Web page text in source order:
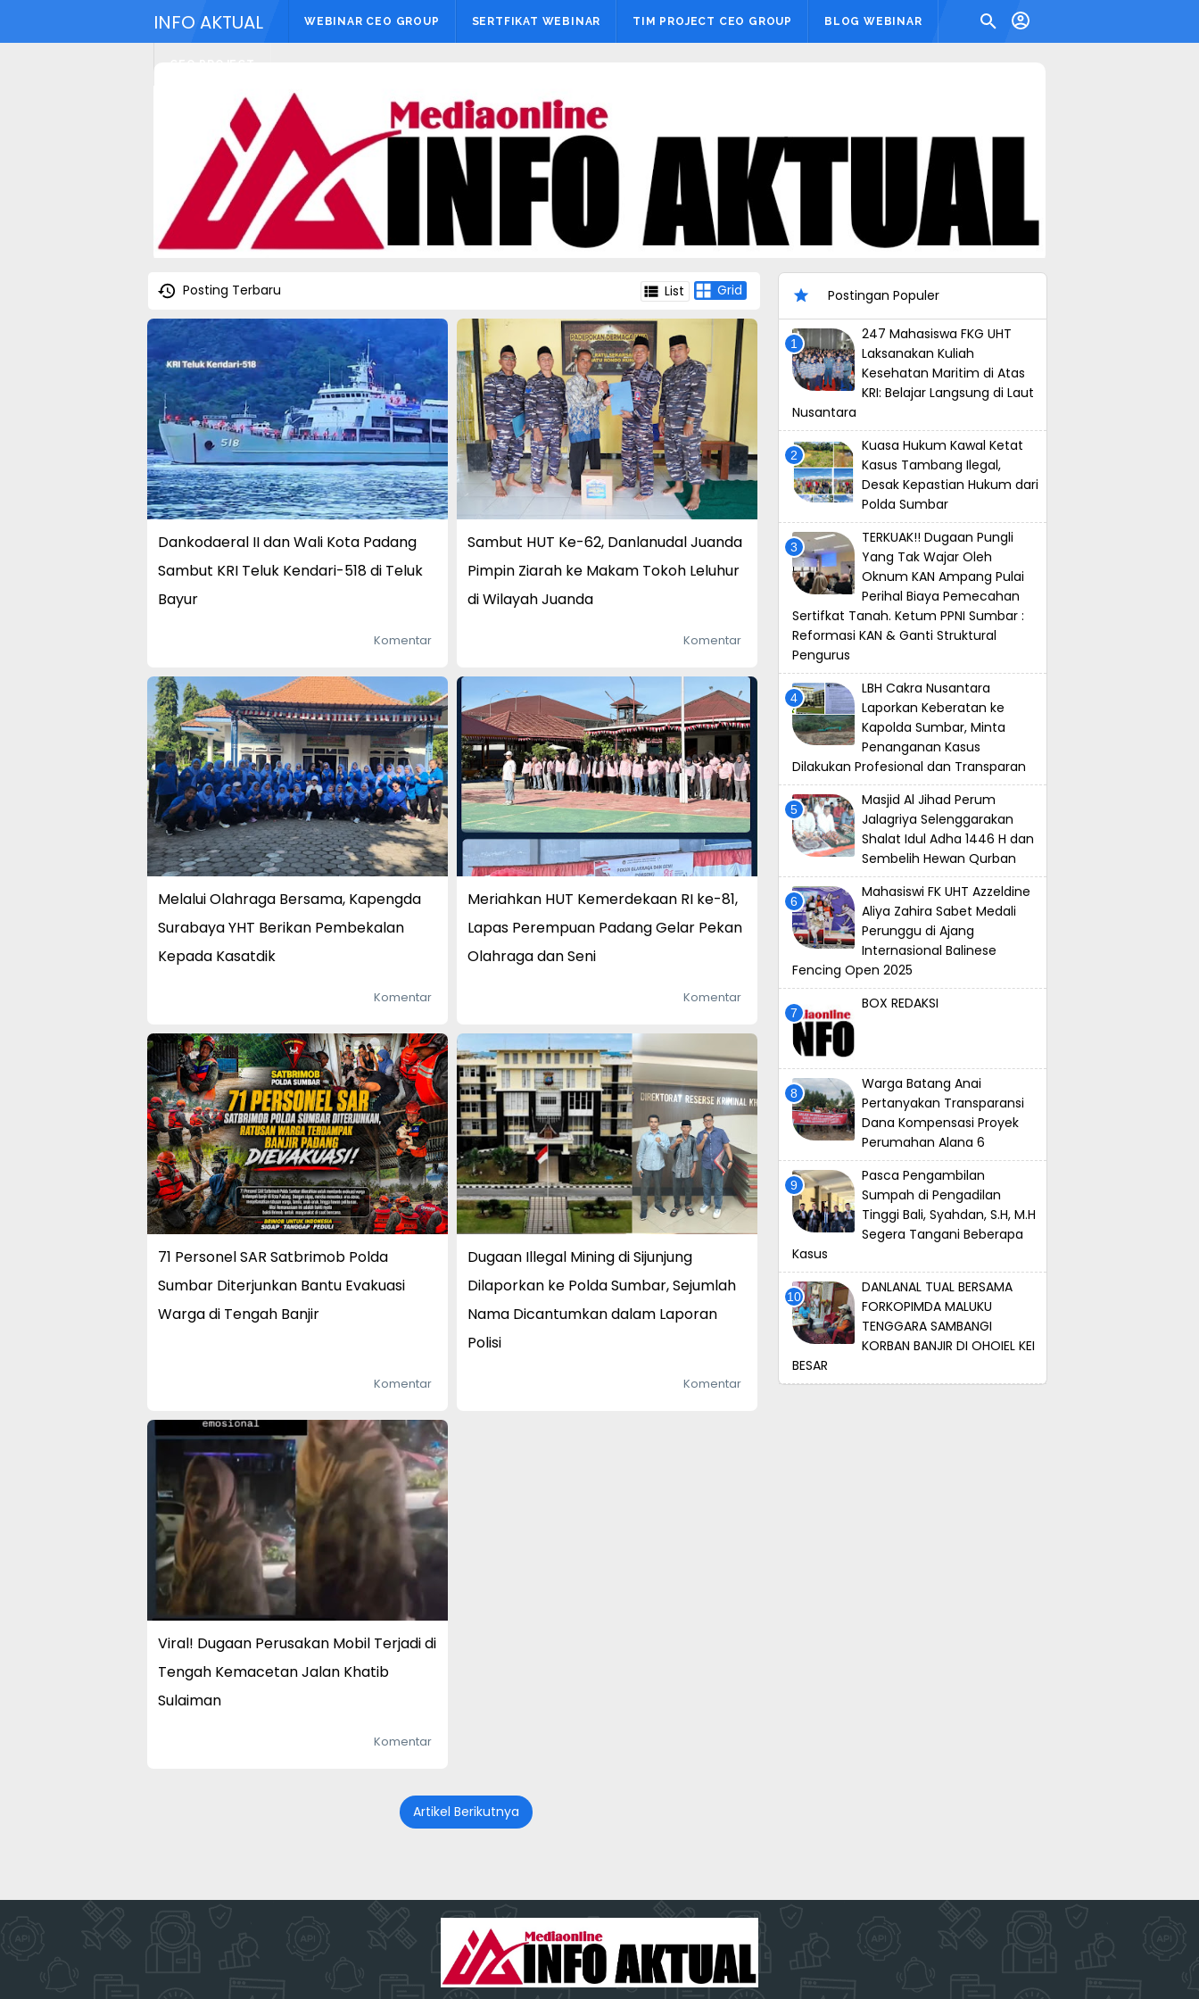
INFO AKTUAL WEBINAR CEO GROUP SERTFIKAT WEBINAR TIM PROJECT CEO GROUP BLOG WEBINAR
Posting Terbaru Grid
List
Dankodaeral II dan Wali Kota Padang
Sambut KRI Teluk Kendari-518 di Teluk
Bayur
Komentar
Sambut HUT Ke-62, Danlanudal Juanda
Pimpin Ziarah ke Makam Tokoh Leluhur
di Wilayah Juanda
Komentar
Melalui Olahraga Bersama, Kapengda
Surabaya YHT Berikan Pembekalan
Kepada Kasatdik
Komentar
Meriahkan HUT Kemerdekaan RI ke-81,
Lapas Perempuan Padang Gelar Pekan
Olahraga dan Seni
Komentar
71 Personel SAR Satbrimob Polda
Sumbar Diterjunkan Bantu Evakuasi
Warga di Tengah Banjir
Komentar
Dugaan Illegal Mining di Sijunjung
Dilaporkan ke Polda Sumbar, Sejumlah
Nama Dicantumkan dalam Laporan
Polisi
Komentar
Viral! Dugaan Perusakan Mobil Terjadi di
Tengah Kemacetan Jalan Khatib
Sulaiman
Komentar
Artikel Berikutnya
Postingan Populer
247 Mahasiswa FKG UHT
Laksanakan Kuliah
Kesehatan Maritim di Atas
KRI: Belajar Langsung di Laut
Nusantara
Kuasa Hukum Kawal Ketat
Kasus Tambang Ilegal,
Desak Kepastian Hukum dari
Polda Sumbar
TERKUAK!! Dugaan Pungli
Yang Tak Wajar Oleh
Oknum KAN Ampang Pulai
Perihal Biaya Pemecahan
Sertifkat Tanah. Ketum PPNI Sumbar :
Reformasi KAN & Ganti Struktural
Pengurus
LBH Cakra Nusantara
Laporkan Keberatan ke
Kapolda Sumbar, Minta
Penanganan Kasus
Dilakukan Profesional dan Transparan
Masjid Al Jihad Perum
Jalagriya Selenggarakan
Shalat Idul Adha 1446 H dan
Sembelih Hewan Qurban
Mahasiswi FK UHT Azzeldine
Aliya Zahira Sabet Medali
Perunggu di Ajang
Internasional Balinese
Fencing Open 2025
BOX REDAKSI
Warga Batang Anai
Pertanyakan Transparansi
Dana Kompensasi Proyek
Perumahan Alana 6
⁠Pasca Pengambilan
Sumpah di Pengadilan
Tinggi Bali, Syahdan, S.H, M.H
Segera Tangani Beberapa
Kasus
DANLANAL TUAL BERSAMA
FORKOPIMDA MALUKU
TENGGARA SAMBANGI
KORBAN BANJIR DI OHOIEL KEI
BESAR